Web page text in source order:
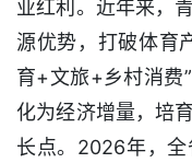
业红利。近年来，
源优势，打破体育
育+文旅+乡村消费
化为经济增量，培
长点。2026年，